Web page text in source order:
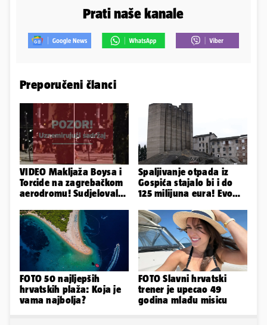
Prati naše kanale
Preporučeni članci
VIDEO Makljaža Boysa i
Torcide na zagrebačkom
aerodromu! Sudjelovalo
Spaljivanje otpada iz
Gospića stajalo bi i do
125 milijuna eura! Evo
najizglednija
FOTO 50 najljepših
hrvatskih plaža: Koja je
vama najbolja?
FOTO Slavni hrvatski
trener je upecao 49
godina mlađu misicu